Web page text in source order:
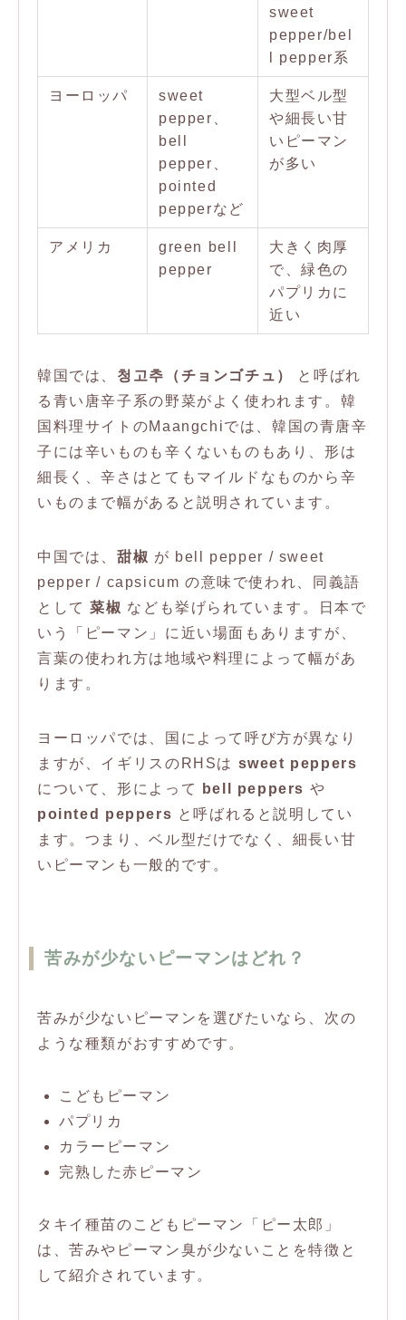
sweet
pepper/bel
l pepper系
ヨーロッパ
sweet
pepper、
bell
pepper、
pointed
pepperなど
大型ベル型
や細長い甘
いピーマン
が多い
アメリカ
green bell
pepper
大きく肉厚
で、緑色の
パプリカに
近い
韓国では、 청고추（チョンゴチュ）
と呼ばれ
る青い唐辛子系の野菜がよく使われます。韓
国料理サイトのMaangchiでは、韓国の青唐辛
子には辛いものも辛くないものもあり、形は
細長く、辛さはとてもマイルドなものから辛
いものまで幅があると説明されています。
中国では、甜椒 が bell pepper / sweet
pepper / capsicum の意味で使われ、同義語
として菜椒 なども挙げられています。日本で
いう「ピーマン」に近い場面もありますが、
言葉の使われ方は地域や料理によって幅があ
ります。
ヨーロッパでは、国によって呼び方が異なり
ますが、イギリスのRHSは sweet peppers
について、形によって
bell peppers や
pointed peppers と呼ばれると説明してい
ます。つまり、ベル型だけでなく、細長い甘
いピーマンも一般的です。
苦みが少ないピーマンはどれ？
苦みが少ないピーマンを選びたいなら、次の
ような種類がおすすめです。
こどもピーマン
パプリカ
カラーピーマン
完熟した赤ピーマン
タキイ種苗のこどもピーマン「ピー太郎」
は、苦みやピーマン臭が少ないことを特徴と
して紹介されています。